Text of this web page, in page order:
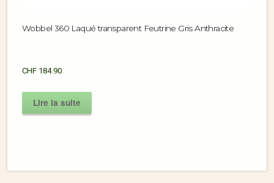
Wobbel 360 Laqué transparent Feutrine Gris Anthracite
CHF 184.90
Lire la suite